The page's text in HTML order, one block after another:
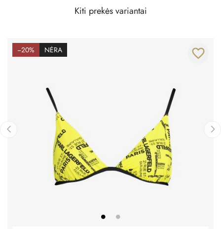
Kiti prekės variantai
−20% NĖRA favorite_border